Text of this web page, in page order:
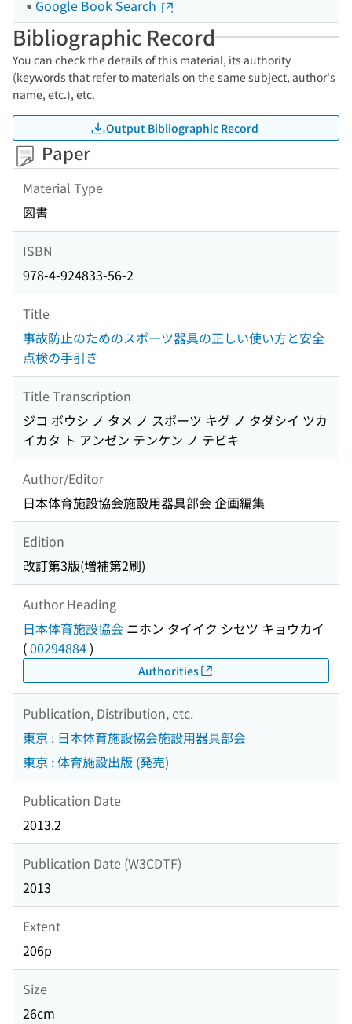
Google Book Search
Bibliographic Record
You can check the details of this material, its authority
(keywords that refer to materials on the same subject, author's
name, etc.), etc.
Output Bibliographic Record
Paper
Material Type
図書
ISBN
978-4-924833-56-2
Title
事故防止のためのスポーツ器具の正しい使い方と安全
点検の手引き
Title Transcription
ジコ ボウシ ノ タメ ノ スポーツ キグ ノ タダシイ ツカ
イカタ ト アンゼン テンケン ノ テビキ
Author/Editor
日本体育施設協会施設用器具部会 企画編集
Edition
改訂第3版(増補第2刷)
Author Heading
日本体育施設協会 ニホン タイイク シセツ キョウカイ
(00294884)
Authorities
Publication, Distribution, etc.
東京 : 日本体育施設協会施設用器具部会
東京 : 体育施設出版 (発売)
Publication Date
2013.2
Publication Date (W3CDTF)
2013
Extent
206p
Size
26cm